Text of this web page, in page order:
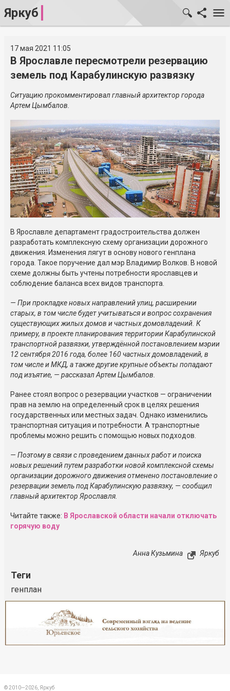
Яркуб
17 мая 2021 11:05
В Ярославле пересмотрели резервацию
земель под Карабулинскую развязку
Ситуацию прокомментировал главный архитектор города
Артем Цымбалов.
В Ярославле департамент градостроительства должен
разработать комплексную схему организации дорожного
движения. Изменения лягут в основу нового генплана
города. Такое поручение дал мэр Владимир Волков. В новой
схеме должны быть учтены потребности ярославцев и
соблюдение баланса всех видов транспорта.
— При прокладке новых направлений улиц, расширении
старых, в том числе будет учитываться и вопрос сохранения
существующих жилых домов и частных домовладений. К
примеру, в проекте планирования территории Карабулинской
транспортной развязки, утверждённой постановлением мэрии
12 сентября 2016 года, более 160 частных домовладений, в
том числе и МКД, а также другие крупные объекты попадают
под изъятие, — рассказал Артем Цымбалов.
Ранее стоял вопрос о резервации участков — ограничении
прав на землю на определенный срок в целях решения
государственных или местных задач. Однако изменились
транспортная ситуация и потребности. А транспортные
проблемы можно решить с помощью новых подходов.
— Поэтому в связи с проведением данных работ и поиска
новых решений путем разработки новой комплексной схемы
организации дорожного движения отменено постановление о
резервации земель под Карабулинскую развязку, — сообщил
главный архитектор Ярославля.
Читайте также: В Ярославской области начали отключать
горячую воду
Анна Кузьмина Яркуб
Теги
генплан
© 2010—2026, Яркуб